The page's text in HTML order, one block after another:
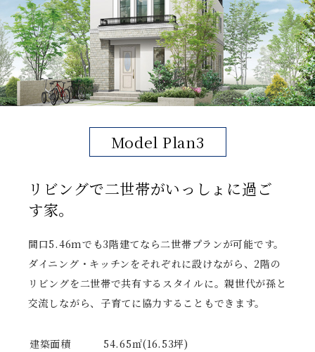
Model Plan3
リビングで二世帯がいっしょに過ご
す家。
間口5.46mでも3階建てなら二世帯プランが可能です。
ダイニング・キッチンをそれぞれに設けながら、2階の
リビングを二世帯で共有するスタイルに。親世代が孫と
交流しながら、子育てに協力することもできます。
建築面積
54.65㎡(16.53坪)